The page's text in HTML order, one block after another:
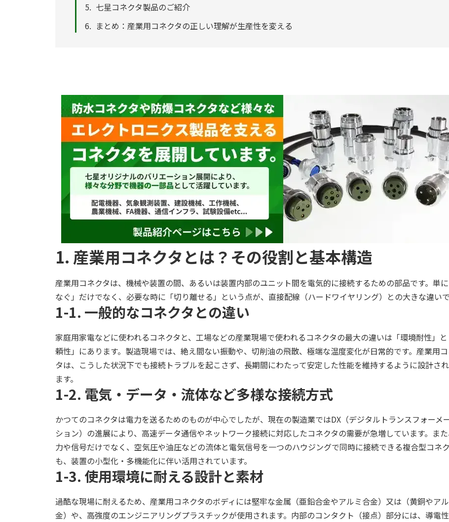
七星コネクタ製品のご紹介
まとめ：産業用コネクタの正しい理解が生産性を変える
1. 産業用コネクタとは？その役割と基本構造
産業用コネクタは、機械や装置の間、あるいは装置内部のユニット間を電気的に接続するための部品です。単
なぐ」だけでなく、必要な時に「切り離せる」という点が、直接配線（ハードワイヤリング）との大きな違いで
1-1. 一般的なコネクタとの違い
家庭用家電などに使われるコネクタと、工場などの産業現場で使われるコネクタの最大の違いは「環境耐性」
頼性」にあります。製造現場では、絶え間ない振動や、切削油の飛散、極端な温度変化が日常的です。産業用
タは、こうした状況下でも接続トラブルを起こさず、長期間にわたって安定した性能を維持するように設計さ
ます。
1-2. 電気・データ・流体など多様な接続方式
かつてのコネクタは電力を送るためのものが中心でしたが、現在の製造業ではDX（デジタルトランスフォーメ
ション）の進展により、高速データ通信やネットワーク接続に対応したコネクタの需要が急増しています。ま
力や信号だけでなく、空気圧や油圧などの流体と電気信号を一つのハウジングで同時に接続できる複合型コネ
も、装置の小型化・多機能化に伴い活用されています。
1-3. 使用環境に耐える設計と素材
過酷な現場に耐えるため、産業用コネクタのボディには堅牢な金属（亜鉛合金やアルミ合金）又は（黄銅やア
金）や、高強度のエンジニアリングプラスチックが使用されます。内部のコンタクト（接点）部分には、導電